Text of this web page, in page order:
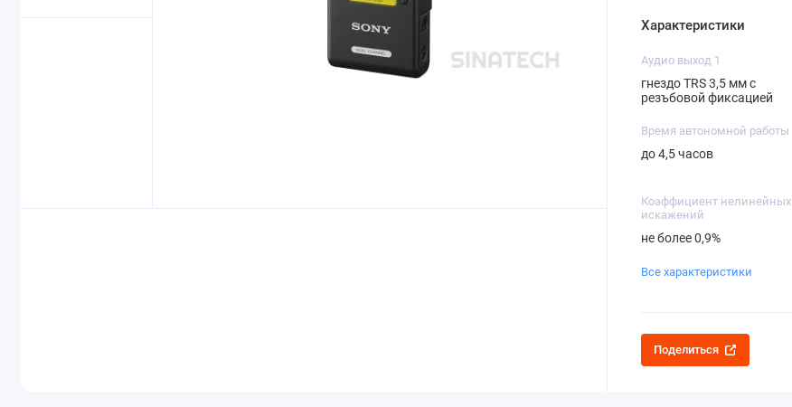
Характеристики
Аудио выход 1
гнездо TRS 3,5 мм с
резъбовой фиксацией
Время автономной работы
до 4,5 часов
Коэффициент нелинейных
искажений
не более 0,9%
Все характеристики
Поделиться